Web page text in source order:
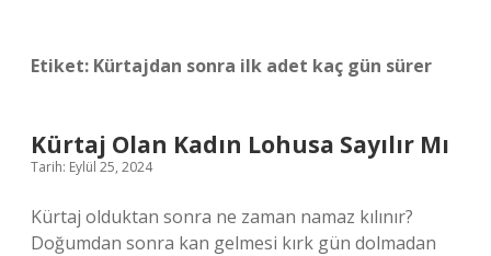
Etiket: Kürtajdan sonra ilk adet kaç gün sürer
Kürtaj Olan Kadın Lohusa Sayılır Mı
Tarih: Eylül 25, 2024
Kürtaj olduktan sonra ne zaman namaz kılınır?
Doğumdan sonra kan gelmesi kırk gün dolmadan